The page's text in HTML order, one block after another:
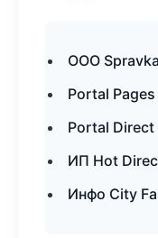
ООО
Portal
Portal
ИП Hot
Инфо City